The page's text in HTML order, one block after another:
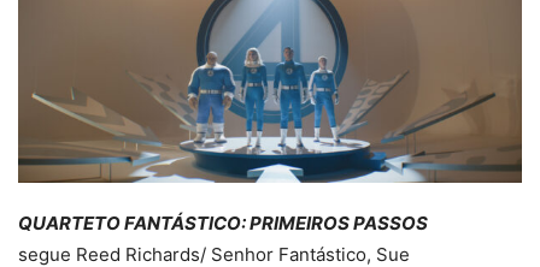
QUARTETO FANTÁSTICO: PRIMEIROS PASSOS
segue Reed Richards/ Senhor Fantástico, Sue